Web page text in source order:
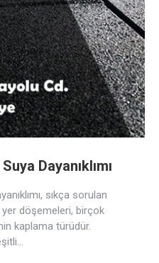
Dayanıklımı
sıkça sorulan
döşemeleri, birçok
kaplama türüdür.